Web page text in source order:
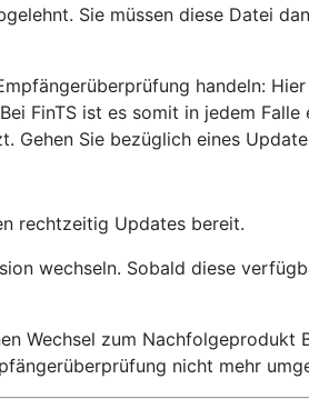
Sie müssen diese Datei
handeln:
FinTS ist es somit in jedem
Gehen Sie bezüglich eines
rechtzeitig Updates bereit.
wechseln. Sobald diese
Wechsel zum
nicht mehr